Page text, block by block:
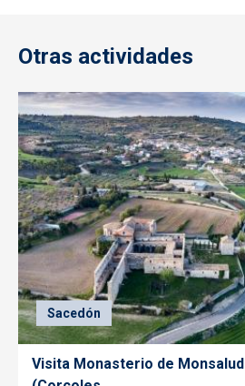
Otras actividades
Sacedón
Visita Monasterio de Monsalud